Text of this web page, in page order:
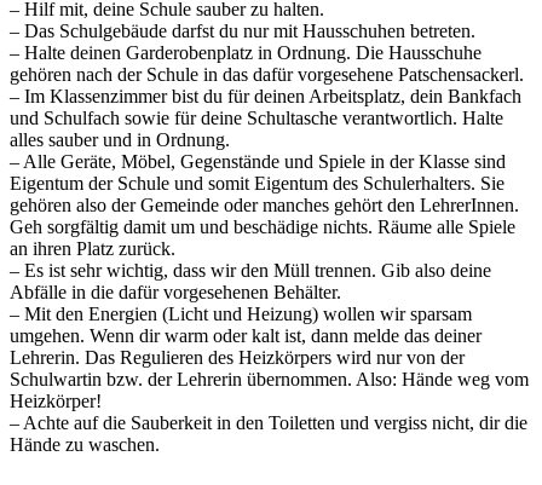
– Hilf mit, deine Schule sauber zu halten.
– Das Schulgebäude darfst du nur mit Hausschuhen betreten.
– Halte deinen Garderobenplatz in Ordnung. Die Hausschuhe
gehören nach der Schule in das dafür vorgesehene Patschensackerl.
– Im Klassenzimmer bist du für deinen Arbeitsplatz, dein Bankfach
und Schulfach sowie für deine Schultasche verantwortlich. Halte
alles sauber und in Ordnung.
– Alle Geräte, Möbel, Gegenstände und Spiele in der Klasse sind
Eigentum der Schule und somit Eigentum des Schulerhalters. Sie
gehören also der Gemeinde oder manches gehört den LehrerInnen.
Geh sorgfältig damit um und beschädige nichts. Räume alle Spiele
an ihren Platz zurück.
– Es ist sehr wichtig, dass wir den Müll trennen. Gib also deine
Abfälle in die dafür vorgesehenen Behälter.
– Mit den Energien (Licht und Heizung) wollen wir sparsam
umgehen. Wenn dir warm oder kalt ist, dann melde das deiner
Lehrerin. Das Regulieren des Heizkörpers wird nur von der
Schulwartin bzw. der Lehrerin übernommen. Also: Hände weg vom
Heizkörper!
– Achte auf die Sauberkeit in den Toiletten und vergiss nicht, dir die
Hände zu waschen.